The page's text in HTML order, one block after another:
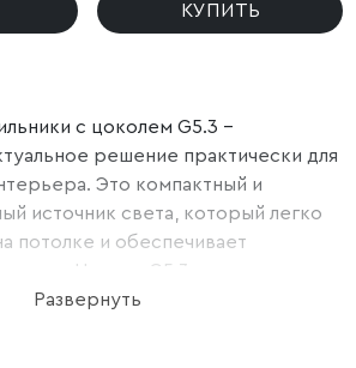
КУПИТЬ
с цоколем G5.3 –
решение практически для
Это компактный и
источник света, который легко
потолке и обеспечивает
Цоколь G5.3 - это
для галогенных ламп. Он
Развернуть